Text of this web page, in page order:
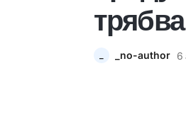
_no-author 6